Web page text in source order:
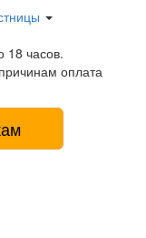
18 часов.
оплата